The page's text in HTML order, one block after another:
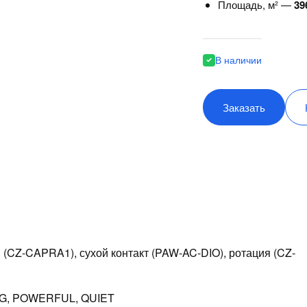
Площадь, м² —
В наличии
Заказать
CAPRA1), сухой контакт (PAW-AC-DIO), ротация (CZ-
POWERFUL, QUIET